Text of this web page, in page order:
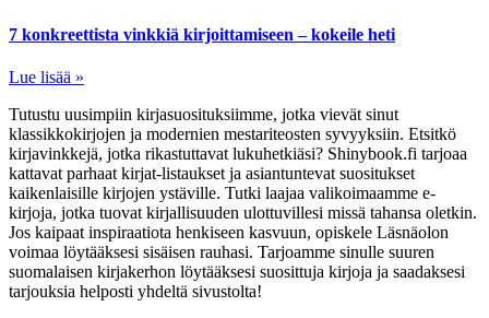
7 konkreettista vinkkiä kirjoittamiseen – kokeile heti
Lue lisää »
Tutustu uusimpiin kirjasuosituksiimme, jotka vievät sinut
klassikkokirjojen ja modernien mestariteosten syvyyksiin. Etsitkö
kirjavinkkejä, jotka rikastuttavat lukuhetkiäsi? Shinybook.fi tarjoaa
kattavat parhaat kirjat-listaukset ja asiantuntevat suositukset
kaikenlaisille kirjojen ystäville. Tutki laajaa valikoimaamme e-
kirjoja, jotka tuovat kirjallisuuden ulottuvillesi missä tahansa oletkin.
Jos kaipaat inspiraatiota henkiseen kasvuun, opiskele Läsnäolon
voimaa löytääksesi sisäisen rauhasi. Tarjoamme sinulle suuren
suomalaisen kirjakerhon löytääksesi suosittuja kirjoja ja saadaksesi
tarjouksia helposti yhdeltä sivustolta!